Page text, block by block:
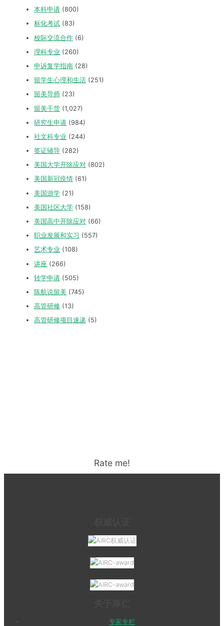
本科申请 (800)
标化考试 (83)
校际交流合作 (6)
理科专业 (260)
申诉复学指南 (28)
留学生心理和生活 (251)
留美导师 (23)
留美干货 (1,027)
研究生申请 (984)
社文科专业 (244)
签证辅导 (282)
美国大学开除应对 (802)
美国新冠疫情 (61)
美国游学 (21)
美国社区大学 (158)
美国高中开除应对 (66)
职业发展和实习 (557)
艺术专业 (108)
讲座 (266)
转学申请 (505)
陈航说留美 (745)
高管研修 (13)
高管研修项目速递 (5)
Rate me!
专家专栏